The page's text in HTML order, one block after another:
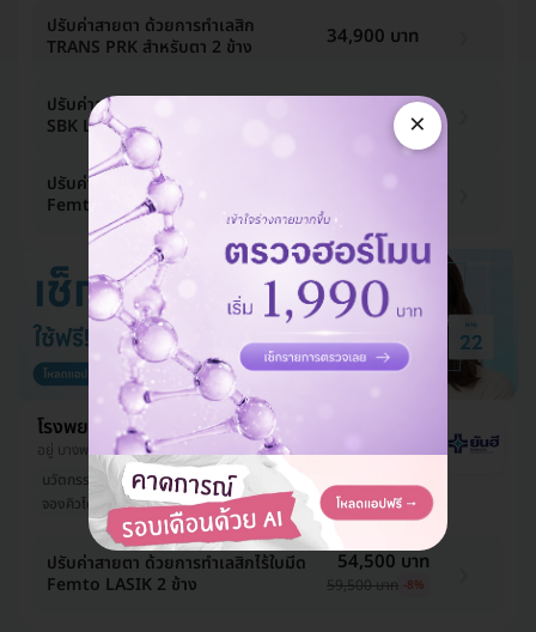
ปรับค่าสายตา ด้วยการทำเลสิก
TRANS PRK สำหรับตา 2 ข้าง
34,900 บาท
ปรับค่าสายตา ด้วยการทำเลสิกใบมีด
SBK LASIK สำหรับตา 2 ข้าง
35,900 บาท
ปรับค่าสายตา ด้วยการทำเลสิก
Femto สำหรับตา 2 ข้าง
โรงพยาบาลยันฮี
อยู่ บางพลัด, ใกล้ MRT บางอ้อ, คลองมอญ
นวัตกรรมใหม่
คนดังเป็นลูกค้า
หมอมีชื่อเสียง
จองคิวได้เร็ว
ออกใบรับรองแพทย์ได้
ปรับค่าสายตา ด้วยการทำเลสิกไร้ใบมีด
Femto LASIK 2 ข้าง
54,500 บาท
59,500 บาท -8%
×